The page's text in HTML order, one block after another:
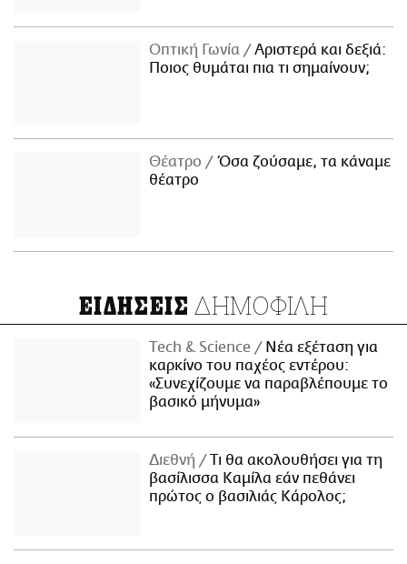
Οπτική Γωνία
Αριστερά και δεξιά:
Ποιος θυμάται πια τι σημαίνουν;
Θέατρο
Όσα ζούσαμε, τα κάναμε
θέατρο
ΕΙΔΗΣΕΙΣ ΔΗΜΟΦΙΛΗ
Τech & Science
Νέα εξέταση για
καρκίνο του παχέος εντέρου:
«Συνεχίζουμε να παραβλέπουμε το
βασικό μήνυμα»
Διεθνή
Τι θα ακολουθήσει για τη
βασίλισσα Καμίλα εάν πεθάνει
πρώτος ο βασιλιάς Κάρολος;